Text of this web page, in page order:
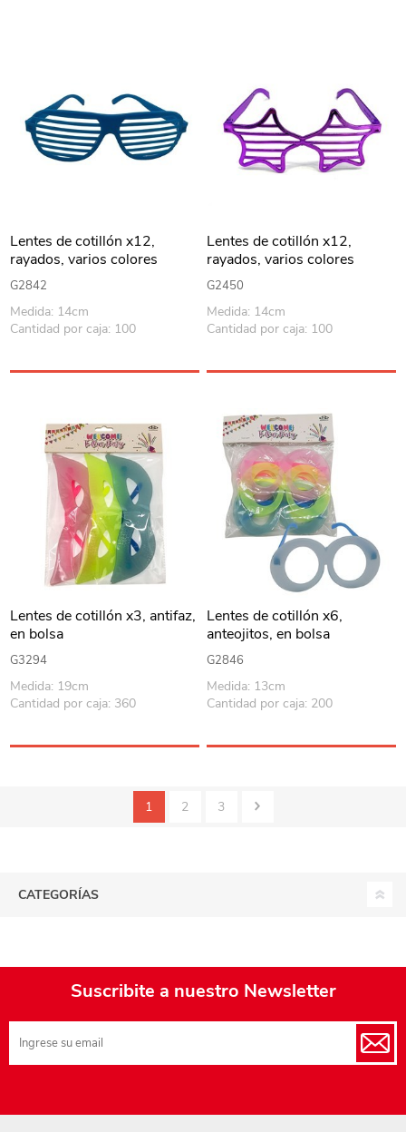
Lentes de cotillón x12,
rayados, varios colores
G2842
Medida: 14cm
Cantidad por caja: 100
Lentes de cotillón x12,
rayados, varios colores
G2450
Medida: 14cm
Cantidad por caja: 100
Lentes de cotillón x3, antifaz,
en bolsa
G3294
Medida: 19cm
Cantidad por caja: 360
Lentes de cotillón x6,
anteojitos, en bolsa
G2846
Medida: 13cm
Cantidad por caja: 200
1 2 3
CATEGORÍAS
Suscribite a nuestro Newsletter